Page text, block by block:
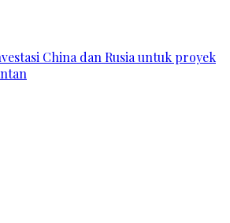
China dan Rusia untuk proyek